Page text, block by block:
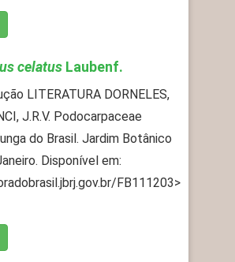
celatus Laubenf.
LITERATURA DORNELES,
J.R.V. Podocarpaceae
do Brasil. Jardim Botânico
Disponível em:
FB111203>